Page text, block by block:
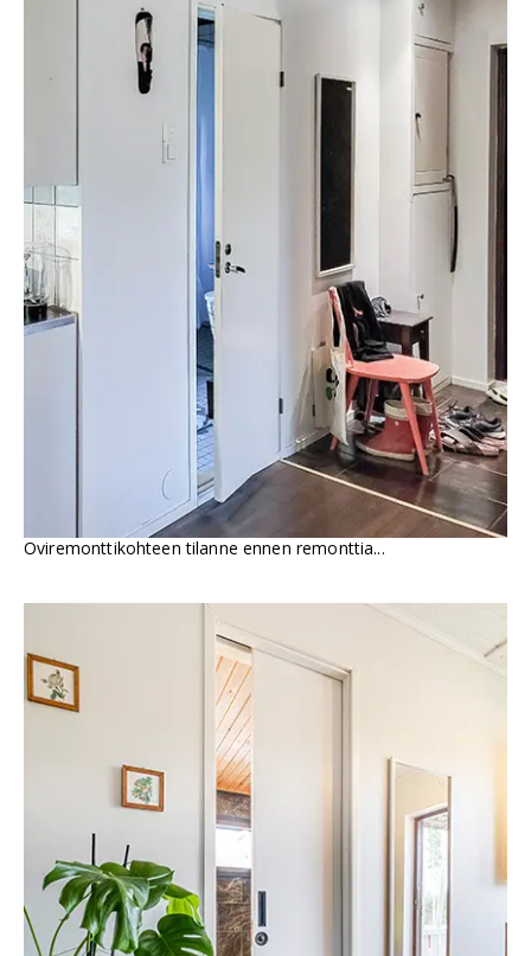
Oviremonttikohteen tilanne ennen remonttia...